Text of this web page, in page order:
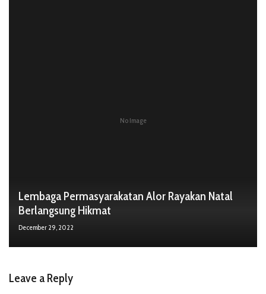
No Image
Lembaga Permasyarakatan Alor Rayakan Natal
Berlangsung Hikmat
December 29, 2022
Leave a Reply